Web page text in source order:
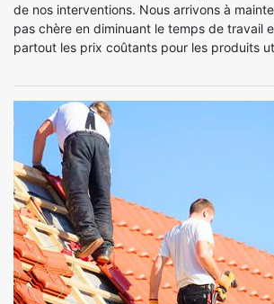
de nos interventions. Nous arrivons à
pas chère en diminuant le temps de travail
partout les prix coûtants pour les produits